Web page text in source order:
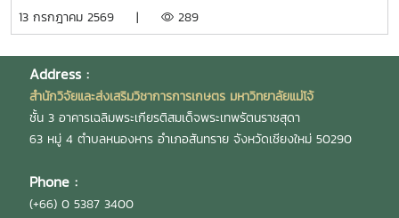
พร้อมทั้งเป็นวิทยากร และแลกเปลี่ยนเรียนรู้การจัดทำหนังสือ
งานวิจัย และบริการวิชาการ โดยมี นายสมยศ มีสุข ผู้อำนวย
การกองบริหารงานวิจัย นางสุรีย์พร กิตติพิทยาพงศ์ หัวหน้างาน
บริหารและธุรการ และ นางสาวเกศณี จิตรัตน์ รักษาการใน
ตำแหน่งหัวหน้างานคลังและพัสดุ เป็นวิทยากร เพื่อให้บุคลากร
สามารถนำไปประยุกต์ใช้ในการปฏิบัติงานได้อย่างมีประสิทธิภาพ
และถูกต้องตามระเบียบ โดยมี ผู้บริหาร และบุคลากรสำนักวิจัยฯ
เข้าร่วมกิจกรรมดังกล่าวอย่างพร้อมเพรียง ณ ห้องประชุม 304
13 กรกฎาคม 2569 | 289
Address :
สำนักวิจัยและส่งเสริมวิชาการการเกษตร มหาวิทยาลัยแม่โจ้
ชั้น 3 อาคารเฉลิมพระเกียรติสมเด็จพระเทพรัตนราชสุดา
63 หมู่ 4 ตำบลหนองหาร อำเภอสันทราย จังหวัดเชียงใหม่ 50290
Phone :
(+66) 0 5387 3400